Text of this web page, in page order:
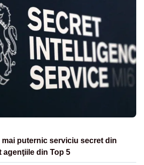
mai puternic serviciu secret din
agenţiile din Top 5